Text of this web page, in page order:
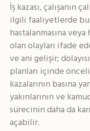
İş kazası, çalışanın
ilgili faaliyetlerde
hastalanmasına
olan olayları ifade
ve ani gelişir;
planları içinde
kazalarının basına
yakınlarının ve
sürecinin daha da
açabilir.